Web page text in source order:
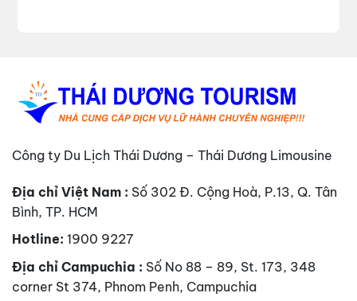
Công ty Du Lịch Thái Dương – Thái Dương Limousine
Địa chỉ Việt Nam : Số 302 Đ. Cộng Hoà, P.13, Q. Tân
Bình, TP. HCM
Hotline: 1900 9227
Địa chỉ Campuchia : Số No 88 – 89, St. 173, 348
corner St 374, Phnom Penh, Campuchia